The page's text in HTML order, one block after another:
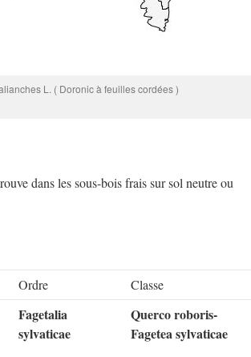
L. ( Doronic à feuilles cordées )
dans les sous-bois frais sur sol neutre ou
Ordre Classe
Fagetalia
sylvaticae
Querco roboris-
Fagetea sylvaticae